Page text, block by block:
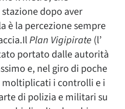
dopo aver
è la percezione sempre
Plan Vigipirate (l’
portato dalle autorità
e, nel giro di poche
moltiplicati i controlli e i
di polizia e militari su